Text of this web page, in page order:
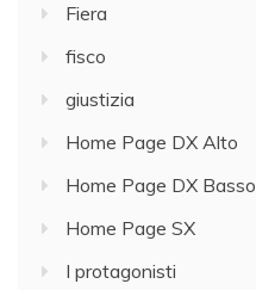
Fiera
fisco
giustizia
Home Page DX Alto
Home Page DX Basso
Home Page SX
I protagonisti